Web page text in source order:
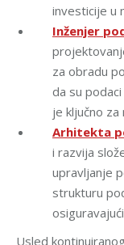
investicije u
Inženjer
za obradu
da su
je ključno za
Arhitekta
i razvija
upravljanje
strukturu
Usled